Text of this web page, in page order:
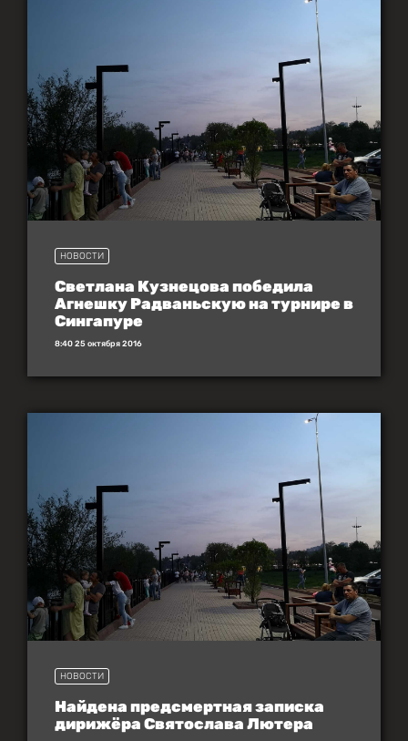
НОВОСТИ
Светлана Кузнецова победила
Агнешку Радваньскую на турнире в
Сингапуре
8:40 25 октября 2016
НОВОСТИ
Найдена предсмертная записка
дирижёра Святослава Лютера